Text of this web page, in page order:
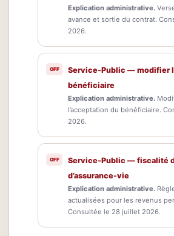
Explication administrative.
avance et sortie du contrat.
2026.
Service-Public — modifier
bénéficiaire
Explication administrative.
l’acceptation du bénéficiaire.
2026.
Service-Public — fiscalité
d’assurance-vie
Explication administrative.
actualisées pour les revenus
Consultée le 28 juillet 2026.